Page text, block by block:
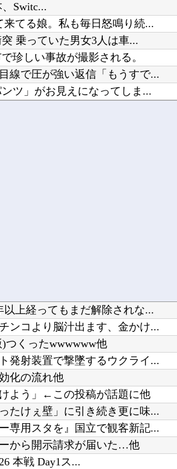
、Switc...
てる娘。私も毎日怒鳴り続...
乗っていた男女3人は車...
珍しい事故が撮影される。
線で圧が強い返信「もうすで...
ツ」がお見えになってしま...
かわいくなる（※画像あ...
以上経ってもまだ解除されな...
ンコより脳汁出ます、金かけ...
つくったwwwwww他
発射装置で撃墜するウクライ...
化の流れ他
よう」←この投稿が話題に他
たけぇ壁」に引き続き更に味...
専用スタを』国立で観客新記...
から開示請求が届いた…他
本戦 Day1ス...